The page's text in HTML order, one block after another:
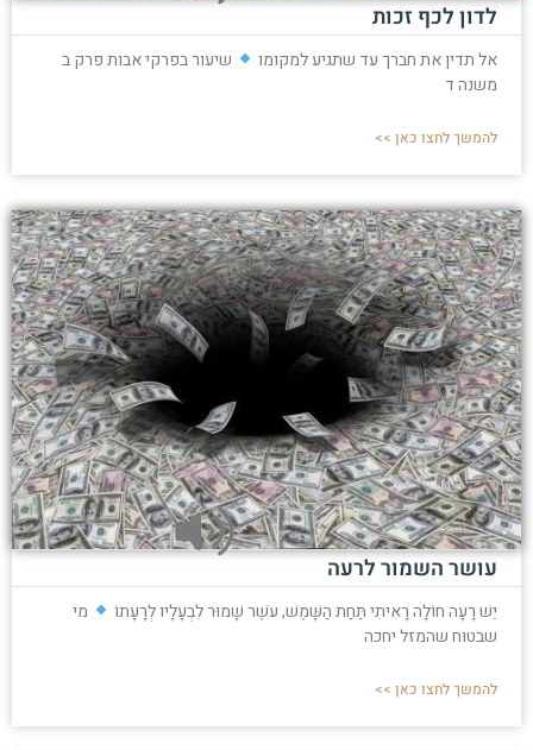
לדון לכף זכות
אל תדין את חברך עד שתגיע למקומו
שיעור בפרקי אבות פרק ב
משנה ד
להמשך לחצו כאן >>
עושר השמור לרעה
יֵשׁ רָעָה חוֹלָה רָאִיתִי תַּחַת הַשָּׁמֶשׁ, עֹשֶׁר שָׁמוּר לִבְעָלָיו לְרָעָתוֹ
מי
שבטוח שהמזל יחכה
להמשך לחצו כאן >>